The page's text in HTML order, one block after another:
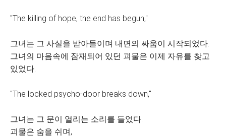
"The killing of hope, the end has begun,"
그녀는 그 사실을 받아들이며 내면의 싸움이 시작되었다.
그녀의 마음속에 잠재되어 있던 괴물은 이제 자유를 찾고
있었다.
"The locked psycho-door breaks down,"
그녀는 그 문이 열리는 소리를 들었다.
괴물은 숨을 쉬며,